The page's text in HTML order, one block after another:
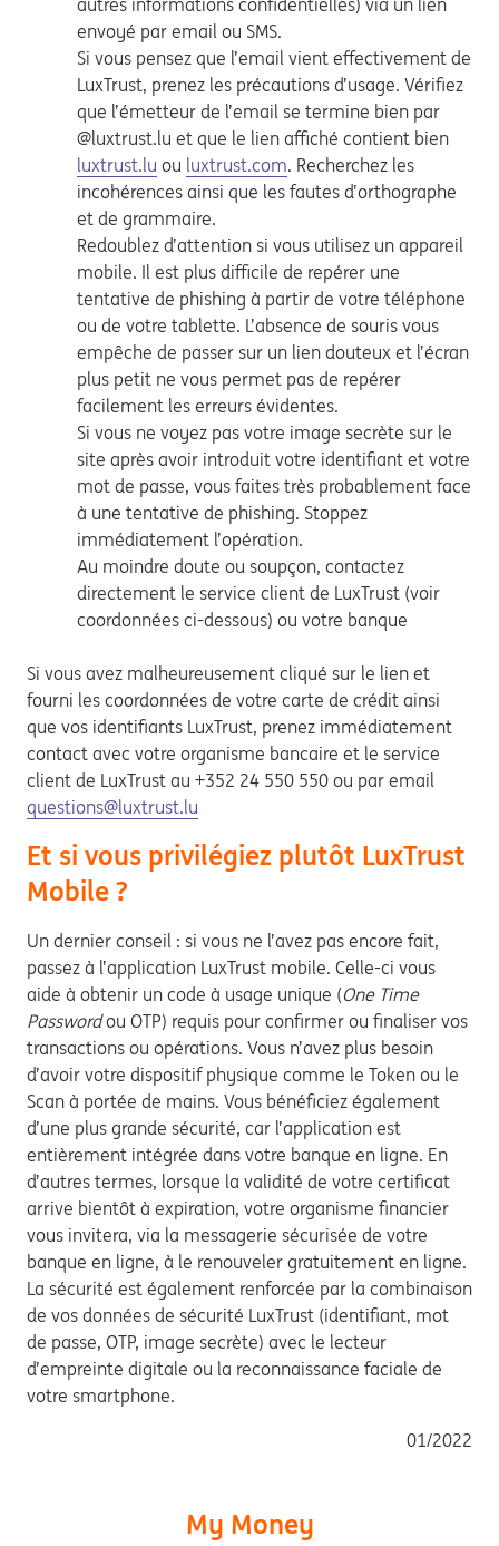
autres informations confidentielles) via un lien
envoyé par email ou SMS.
Si vous pensez que l’email vient effectivement de
LuxTrust, prenez les précautions d’usage. Vérifiez
que l’émetteur de l’email se termine bien par
@luxtrust.lu et que le lien affiché contient bien
luxtrust.lu ou luxtrust.com. Recherchez les
incohérences ainsi que les fautes d’orthographe
et de grammaire.
Redoublez d’attention si vous utilisez un appareil
mobile. Il est plus difficile de repérer une
tentative de phishing à partir de votre téléphone
ou de votre tablette. L’absence de souris vous
empêche de passer sur un lien douteux et l’écran
plus petit ne vous permet pas de repérer
facilement les erreurs évidentes.
Si vous ne voyez pas votre image secrète sur le
site après avoir introduit votre identifiant et votre
mot de passe, vous faites très probablement face
à une tentative de phishing. Stoppez
immédiatement l’opération.
Au moindre doute ou soupçon, contactez
directement le service client de LuxTrust (voir
coordonnées ci-dessous) ou votre banque
Si vous avez malheureusement cliqué sur le lien et
fourni les coordonnées de votre carte de crédit ainsi
que vos identifiants LuxTrust, prenez immédiatement
contact avec votre organisme bancaire et le service
client de LuxTrust au +352 24 550 550 ou par email
questions@luxtrust.lu
Et si vous privilégiez plutôt LuxTrust
Mobile ?
Un dernier conseil : si vous ne l’avez pas encore fait,
passez à l’application LuxTrust mobile. Celle-ci vous
aide à obtenir un code à usage unique (One Time
Passwordou OTP) requis pour confirmer ou finaliser vos
transactions ou opérations. Vous n’avez plus besoin
d’avoir votre dispositif physique comme le Token ou le
Scan à portée de mains. Vous bénéficiez également
d’une plus grande sécurité, car l’application est
entièrement intégrée dans votre banque en ligne. En
d’autres termes, lorsque la validité de votre certificat
arrive bientôt à expiration, votre organisme financier
vous invitera, via la messagerie sécurisée de votre
banque en ligne, à le renouveler gratuitement en ligne.
La sécurité est également renforcée par la combinaison
de vos données de sécurité LuxTrust (identifiant, mot
de passe, OTP, image secrète) avec le lecteur
d’empreinte digitale ou la reconnaissance faciale de
votre smartphone.
01/2022
My Money